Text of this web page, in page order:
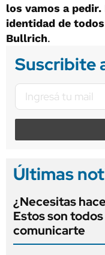
los vamos a pedir.
identidad de
Bullrich.
Suscribite
Últimas
¿Necesitas
Estos son
comunicarte